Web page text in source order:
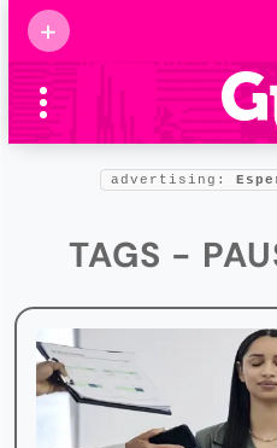
+
Supermamás
2025
Marcas de
confianza
Foro salud
advertising:
TAGS -